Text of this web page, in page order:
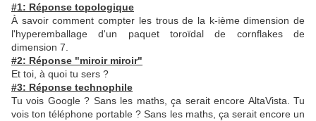
#1: Réponse topologique
À savoir comment compter les trous de la k-ième dimension de
l'hyperemballage d'un paquet toroïdal de cornflakes de
dimension 7.
#2: Réponse "miroir miroir"
Et toi, à quoi tu sers ?
#3: Réponse technophile
Tu vois Google ? Sans les maths, ça serait encore AltaVista. Tu
vois ton téléphone portable ? Sans les maths, ça serait encore un